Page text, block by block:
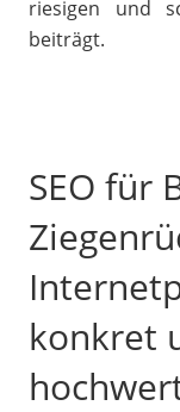
riesigen und
beiträgt.
SEO für
konkret